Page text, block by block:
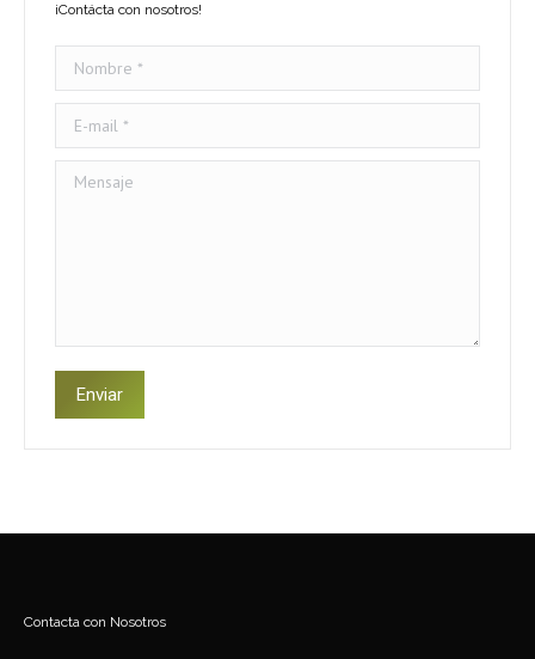
¡Contácta con nosotros!
Nombre *
E-mail *
Mensaje
Enviar
Contacta con Nosotros